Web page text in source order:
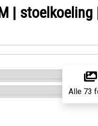
| stoelkoeling
Alle 73